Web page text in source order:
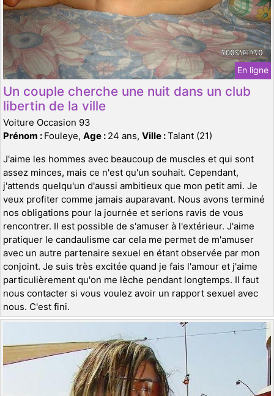
En ligne
Un couple cherche une nuit dans un club
libertin de la ville
Voiture Occasion 93
Prénom : Fouleye, Age : 24 ans, Ville :Talant (21)
J'aime les hommes avec beaucoup de muscles et qui sont
assez minces, mais ce n'est qu'un souhait. Cependant,
j'attends quelqu'un d'aussi ambitieux que mon petit ami. Je
veux profiter comme jamais auparavant. Nous avons terminé
nos obligations pour la journée et serions ravis de vous
rencontrer. Il est possible de s'amuser à l'extérieur. J'aime
pratiquer le candaulisme car cela me permet de m'amuser
avec un autre partenaire sexuel en étant observée par mon
conjoint. Je suis très excitée quand je fais l'amour et j'aime
particulièrement qu'on me lèche pendant longtemps. Il faut
nous contacter si vous voulez avoir un rapport sexuel avec
nous. C'est fini.